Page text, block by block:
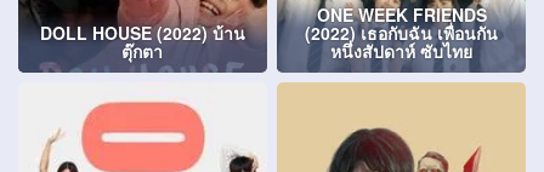
DOLL HOUSE (2022) บ้าน
ตุ๊กตา
ONE WEEK FRIENDS
(2022) เธอกับฉัน เพื่อนกัน
หนึ่งสัปดาห์ ซับไทย